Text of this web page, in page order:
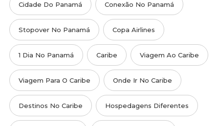
Cidade Do Panamá Conexão No Panamá
Stopover No Panamá Copa Airlines
1 Dia No Panamá Caribe Viagem Ao Caribe
Viagem Para O Caribe Onde Ir No Caribe
Destinos No Caribe Hospedagens Diferentes